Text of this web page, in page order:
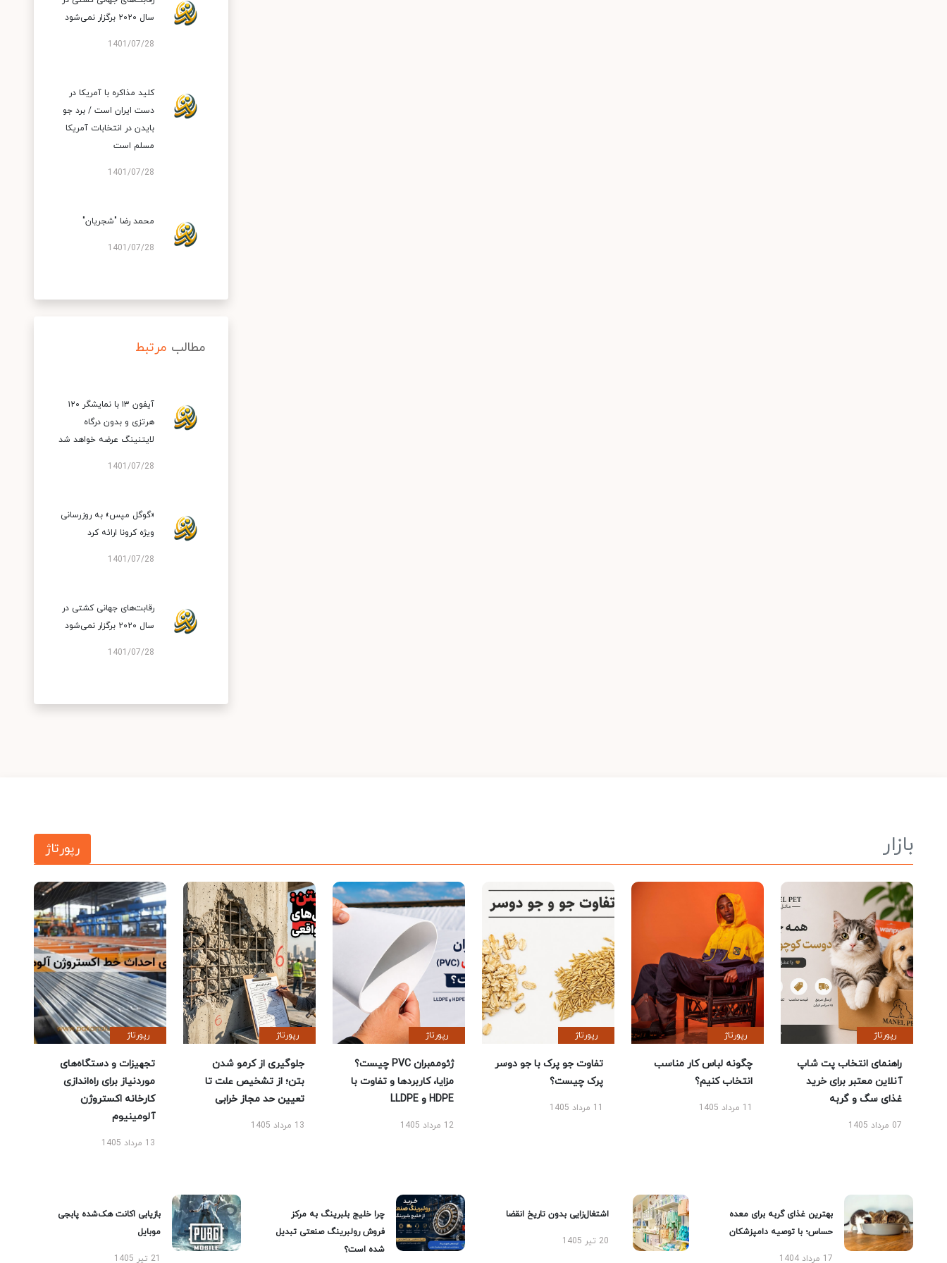
سال ۲۰۲۰ برگزار نمی‌شود
1401/07/28
کلید مذاکره با آمریکا در
دست ایران است / برد جو
بایدن در انتخابات آمریکا
مسلم است
1401/07/28
محمد رضا "شجریان"
1401/07/28
مطالب مرتبط
آیفون ۱۳ با نمایشگر ۱۲۰
هرتزی و بدون درگاه
لایتنینگ عرضه خواهد شد
1401/07/28
«گوگل مپس» به روزرسانی
ویژه کرونا ارائه کرد
1401/07/28
رقابت‌های جهانی کشتی در
سال ۲۰۲۰ برگزار نمی‌شود
1401/07/28
بازار رپورتاژ
رپورتاژ
راهنمای انتخاب پت شاپ
آنلاین معتبر برای خرید
غذای سگ و گربه
07 مرداد 1405
رپورتاژ
چگونه لباس کار مناسب
انتخاب کنیم؟
11 مرداد 1405
رپورتاژ
تفاوت جو پرک با جو دوسر
پرک چیست؟
11 مرداد 1405
رپورتاژ
ژئوممبران PVC چیست؟
مزایا، کاربردها و تفاوت با
HDPE و LLDPE
12 مرداد 1405
رپورتاژ
جلوگیری از کرمو شدن
بتن؛ از تشخیص علت تا
تعیین حد مجاز خرابی
13 مرداد 1405
رپورتاژ
تجهیزات و دستگاه‌های
موردنیاز برای راه‌اندازی
کارخانه اکستروژن
آلومینیوم
13 مرداد 1405
بهترین غذای گربه برای معده
حساس؛ با توصیه دامپزشکان
17 مرداد 1404
اشتغال‌زایی بدون تاریخ انقضا
20 تیر 1405
چرا خلیج بلبرینگ به مرکز
فروش رولبرینگ صنعتی تبدیل
شده است؟
بازیابی اکانت هک‌شده پابجی
موبایل
21 تیر 1405